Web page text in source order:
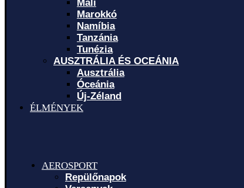
Mali
Marokkó
Namíbia
Tanzánia
Tunézia
AUSZTRÁLIA ÉS OCEÁNIA
Ausztrália
Óceánia
Új-Zéland
ÉLMÉNYEK
AEROSPORT
Repülőnapok